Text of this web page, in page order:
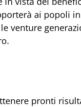
ai popoli
venture
pronti